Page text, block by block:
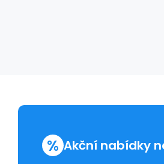
% Akční nabídky